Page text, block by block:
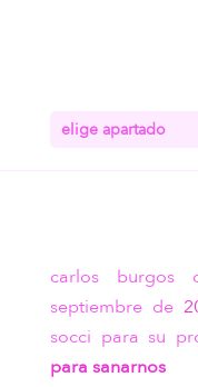
elige apartado
carlos burgos
septiembre de
socci para su
para sanarnos